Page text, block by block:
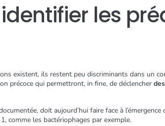
les
existent, ils restent peu discriminants dans un
précoce qui permettront, in fine, de déclencher
doit aujourd’hui faire face à
comme les bactériophages par exemple.